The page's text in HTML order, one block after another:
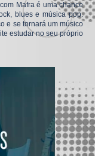
Mafra é uma chance
blues e música pop.
e se tornará um músico
estudar no seu próprio